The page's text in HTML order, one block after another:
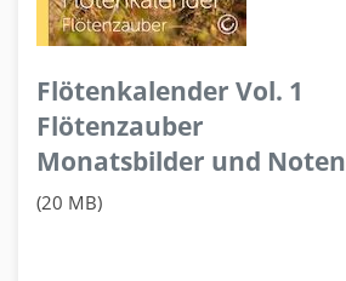
Flötenkalender Vol. 1
Flötenzauber
Monatsbilder und Noten
(20 MB)